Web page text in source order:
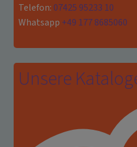
Telefon: 07425 95233 10
Whatsapp +49 177 8685060
Unsere